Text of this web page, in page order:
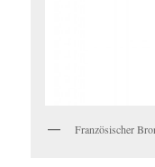
Französischer